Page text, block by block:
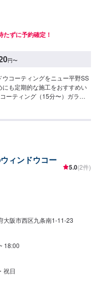
たずに予約確定！
円〜
コーティングをニュー平野SS
も定期的な施工をおすすめい
ーティング（15分〜）ガラス
LLサイズ）・9,580円（XLサイ
たあげつぎらつく油膜をスッ
せください（油膜の量によっ
ィンドウコー
5.0(2件)
大阪市西区九条南1-11-23
18:00
祝日